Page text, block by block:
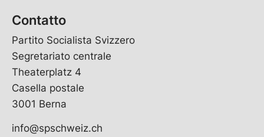
Contatto
Partito Socialista Svizzero
Segretariato centrale
Theaterplatz 4
Casella postale
3001 Berna
info@spschweiz.ch